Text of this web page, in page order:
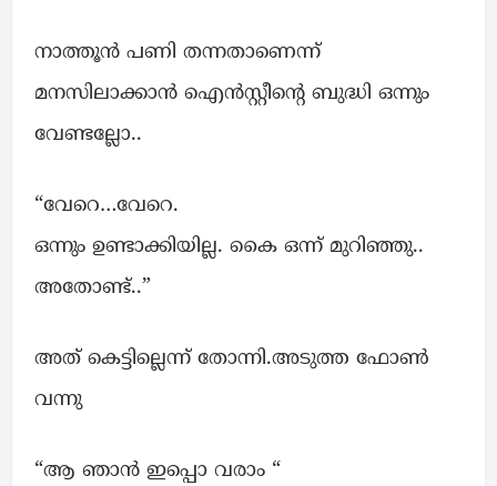
നാത്തൂൻ പണി തന്നതാണെന്ന്
മനസിലാക്കാൻ ഐൻസ്റ്റീന്റെ ബുദ്ധി ഒന്നും
വേണ്ടല്ലോ..
“വേറെ…വേറെ.
ഒന്നും ഉണ്ടാക്കിയില്ല. കൈ ഒന്ന് മുറിഞ്ഞു..
അതോണ്ട്..”
അത് കെട്ടില്ലെന്ന് തോന്നി.അടുത്ത ഫോൺ
വന്നു
“ആ ഞാൻ ഇപ്പൊ വരാം “